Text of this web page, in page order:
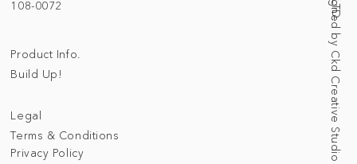
108-0072
Web Designed by Ckd Creative Studio
Legal
Terms & Conditions
Privacy Policy
Product Info.
Build Up!